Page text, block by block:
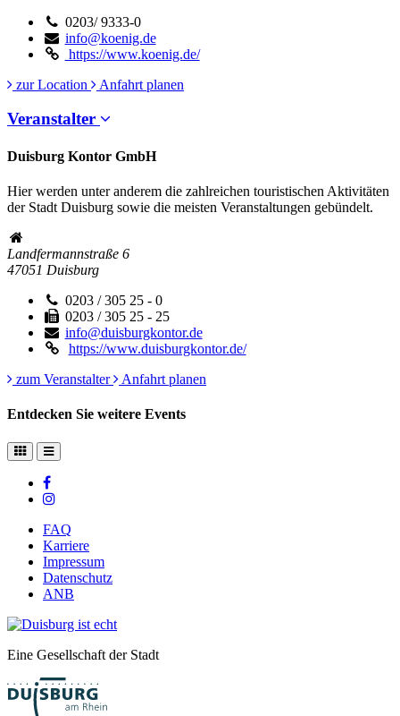
0203/ 9333-0
info@koenig.de
https://www.koenig.de/
zur Location
Anfahrt planen
Veranstalter
Duisburg Kontor GmbH
Hier werden unter anderem die zahlreichen touristischen Aktivitäten
der Stadt Duisburg sowie die meisten Veranstaltungen gebündelt.
Landfermannstraße 6
47051 Duisburg
0203 / 305 25 - 0
0203 / 305 25 - 25
info@duisburgkontor.de
https://www.duisburgkontor.de/
zum Veranstalter
Anfahrt planen
Entdecken Sie weitere Events
FAQ
Karriere
Impressum
Datenschutz
ANB
Eine Gesellschaft der Stadt